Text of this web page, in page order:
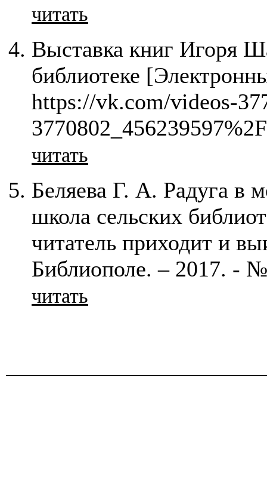
читать
Выставка книг Игоря
библиотеке
https://vk.com/videos-
читать
Беляева Г. А. Радуга в
школа сельских
читатель приходит и
Библиополе. – 2017. -
читать